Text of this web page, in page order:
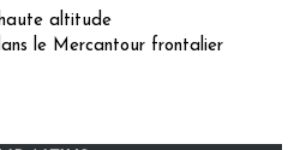
altitude
le Mercantour frontalier